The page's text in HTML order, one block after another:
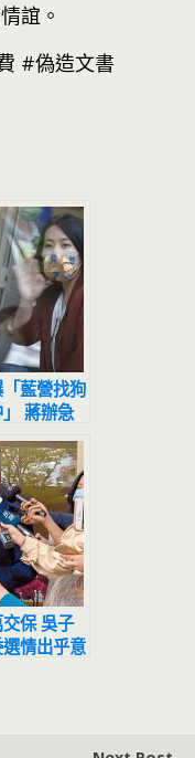
誼。
#偽造文書
藍營找狗
蔣辦急
保 吳子
情出乎意